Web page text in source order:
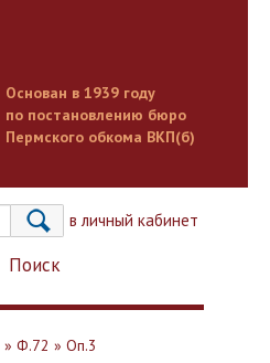
Основан в 1939 году
по постановлению бюро
Пермского обкома ВКП(б)
Вход в личный кабинет
Поиск
» Ф.72 » Оп.3